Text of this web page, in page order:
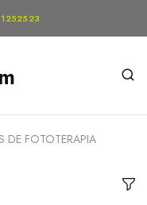
1252523
DE FOTOTERAPIA